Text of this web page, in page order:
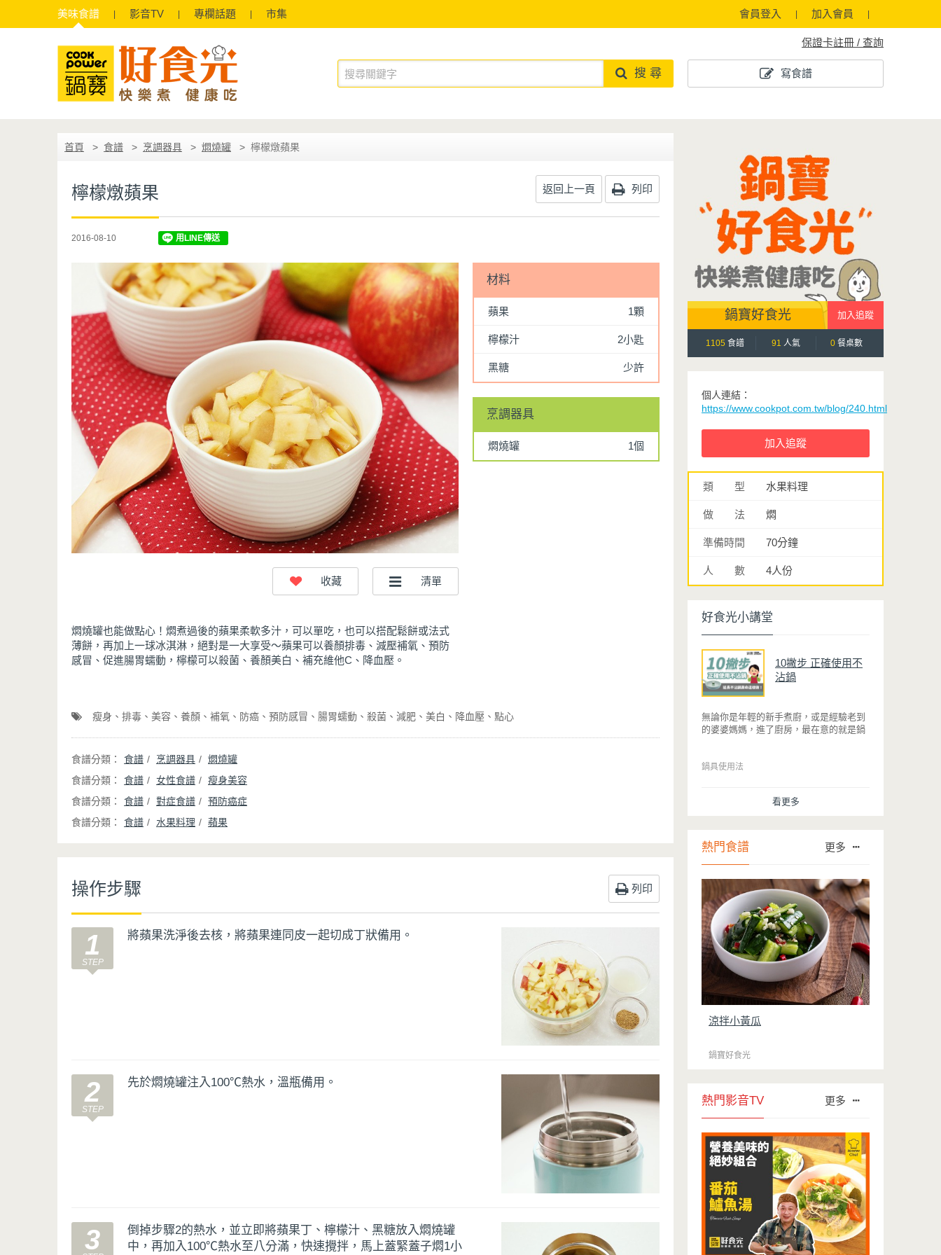
美味食譜 影音TV 專欄話題 市集 會員登入 加入會員
保證卡註冊 / 查詢
寫食譜
搜 尋
首頁 食譜 烹調器具 燜燒罐 檸檬燉蘋果
檸檬燉蘋果 返回上一頁 列印
2016-08-10
燜燒罐也能做點心！燜煮過後的蘋果柔軟多汁，可以單吃，也可以搭配鬆餅或法式
薄餅，再加上一球冰淇淋，絕對是一大享受～蘋果可以養顏排毒、減壓補氧、預防
感冒、促進腸胃蠕動，檸檬可以殺菌、養顏美白、補充維他C、降血壓。
材料
蘋果 1顆
檸檬汁 2小匙
黑糖 少許
烹調器具
燜燒罐 1個
瘦身 排毒 美容 養顏 補氧 防癌 預防感冒 腸胃蠕動 殺菌 減肥 美白 降血壓 點心
食譜 烹調器具
燜燒罐
食譜
女性食譜
瘦身美容
食譜
對症食譜
預防癌症
食譜
水果料理 蘋果
操作步驟 列印
1 將蘋果洗淨後去核，將蘋果連同皮一起切成丁狀備用。
2 先於燜燒罐注入100℃熱水，溫瓶備用。
3
倒掉步驟2的熱水，並立即將蘋果丁、檸檬汁、黑糖放入燜燒罐
中，再加入100℃熱水至八分滿，快速攪拌，馬上蓋緊蓋子燜1小
鍋寶好食光
1105 食譜 91 人氣 0 餐桌數
個人連結：
https://www.cookpot.com.tw/blog/240.html
類 型 水果料理
做 法 燜
準備時間 70分鐘
人 數 4人份
好食光小講堂
10撇步 正確使用不
沾鍋
無論你是年輕的新手煮廚，或是經驗老到
的婆婆媽媽，進了廚房，最在意的就是鍋
的問題後，就深受普羅大眾的喜愛，而鍋
金鑽不沾系列的鍋具，更年年穩居銷售排
您！
鍋具使用法
看更多
熱門食譜 更多
涼拌小黃瓜
鍋寶好食光
熱門影音TV 更多